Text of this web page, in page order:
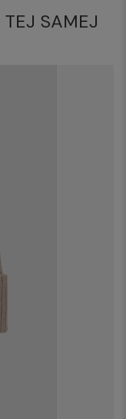
TEJ SAMEJ